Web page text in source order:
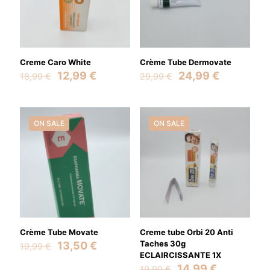
Creme Caro White
18,99€
Original
18,99 €.
12,99 €
12,99 €.
Crème Tube Dermovate
29,99€
Original
29,99 €.
24,99 €Current
24,99 €.
ON SALE
Crème Tube Movate
19,99€
Original
13,50€
ON SALE
Creme tube Orbi 20 Anti
Taches 30g
ECLAIRCISSANTE 1X